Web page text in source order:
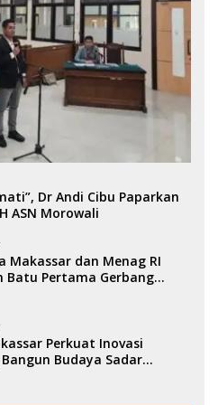
Dr Andi Cibu Paparkan
ASN Morowali
Makassar dan Menag RI
Batu Pertama Gerbang
Perkuat Inovasi
Bangun Budaya Sadar